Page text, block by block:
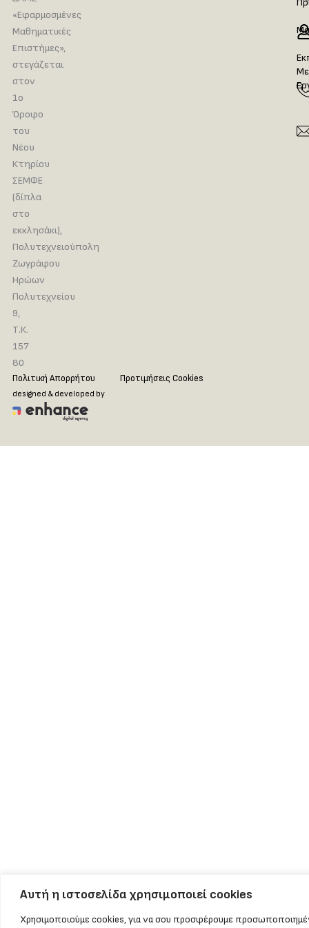
Αυτή η ιστοσελίδα χρησιμοποιεί cookies
Χρησιμοποιούμε cookies, για να σου προσφέρουμε
«Εφαρμοσμένες
Μαθηματικές
Επιστήμες»,
στεγάζεται
στον
1ο
Όροφο
του
Νέου
Κτηρίου
ΣΕΜΦΕ
(δίπλα
στο
εκκλησάκι),
Πολυτεχνειούπολη
Ζωγράφου
Ηρώων
Πολυτεχνείου
9,
Τ.Κ.
157
80
Πολιτική Απορρήτου Προτιμήσεις Cookies
designed & developed by